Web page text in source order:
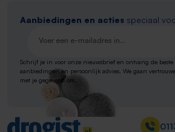
Contact
Aanbiedingen en acties speciaal
E-mailadres*
Schrijf je in voor onze nieuwsbrief en ontvang de beste
aanbiedingen en persoonlijk advies. We gaan
met je gegevens om.